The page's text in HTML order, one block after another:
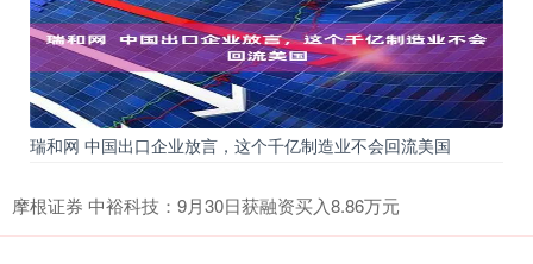
瑞和网 中国出口企业放言，这个千亿制造业不会回流美国
摩根证券 中裕科技：9月30日获融资买入8.86万元